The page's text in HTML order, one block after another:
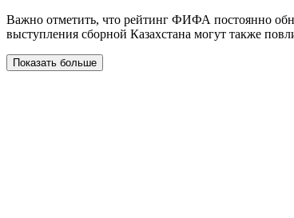
Важно отметить, что рейтинг ФИФА постоянно
выступления сборной Казахстана могут также
Показать больше